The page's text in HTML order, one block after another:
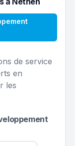
de service
en
les